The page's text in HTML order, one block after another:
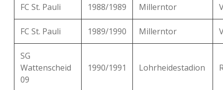
FC St. Pauli 1988/1989 Millerntor
FC St. Pauli 1989/1990 Millerntor
SG
Wattenscheid
09
1990/1991 Lohrheidestadion